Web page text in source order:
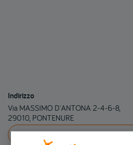
Indirizzo
Via MASSIMO D'ANTONA 2-4-6-8,
29010, PONTENURE
INDICAZIONI